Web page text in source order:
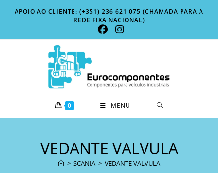
APOIO AO CLIENTE: (+351) 236 621 075 (CHAMADA PARA A
REDE FIXA NACIONAL)
0 MENU
VEDANTE VALVULA
> SCANIA > VEDANTE VALVULA